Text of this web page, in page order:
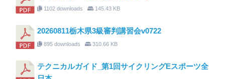
1102 downloads 145.43 KB
20260811栃木県3級審判講習会v0722
895 downloads 310.66 KB
テクニカルガイド_第1回サイクリングEスポーツ全